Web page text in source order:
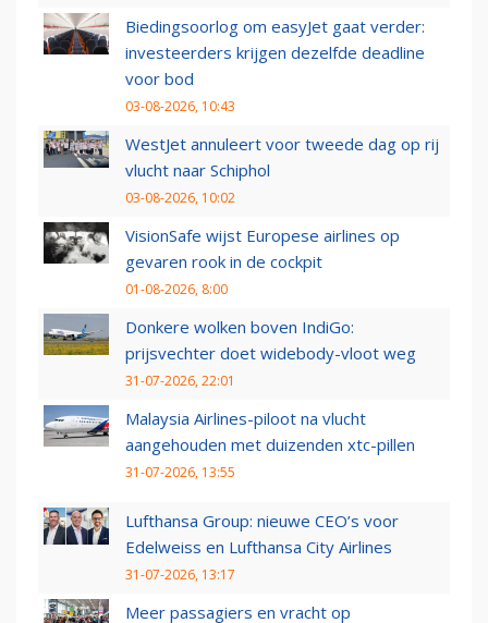
Biedingsoorlog om easyJet gaat verder:
investeerders krijgen dezelfde deadline
voor bod
03-08-2026, 10:43
WestJet annuleert voor tweede dag op rij
vlucht naar Schiphol
03-08-2026, 10:02
VisionSafe wijst Europese airlines op
gevaren rook in de cockpit
01-08-2026, 8:00
Donkere wolken boven IndiGo:
prijsvechter doet widebody-vloot weg
31-07-2026, 22:01
Malaysia Airlines-piloot na vlucht
aangehouden met duizenden xtc-pillen
31-07-2026, 13:55
Lufthansa Group: nieuwe CEO’s voor
Edelweiss en Lufthansa City Airlines
31-07-2026, 13:17
Meer passagiers en vracht op